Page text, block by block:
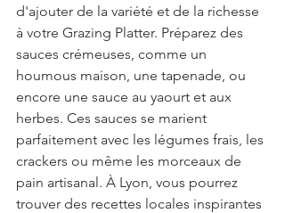
d'ajouter de la variété et de la richesse
à votre Grazing Platter. Préparez des
sauces crémeuses, comme un
houmous maison, une tapenade, ou
encore une sauce au yaourt et aux
herbes. Ces sauces se marient
parfaitement avec les légumes frais, les
crackers ou même les morceaux de
pain artisanal. À Lyon, vous pourrez
trouver des recettes locales inspirantes